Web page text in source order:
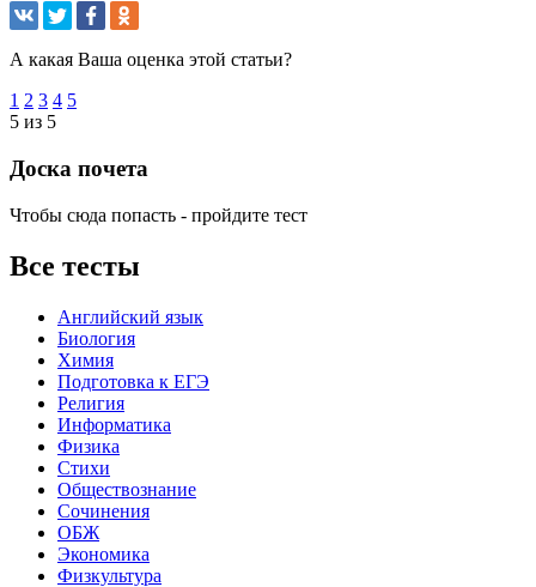
А какая Ваша оценка этой статьи?
1 2 3 4 5
5 из 5
Доска почета
Чтобы сюда попасть - пройдите тест
Все тесты
Английский язык
Биология
Химия
Подготовка к ЕГЭ
Религия
Информатика
Физика
Стихи
Обществознание
Сочинения
ОБЖ
Экономика
Физкультура